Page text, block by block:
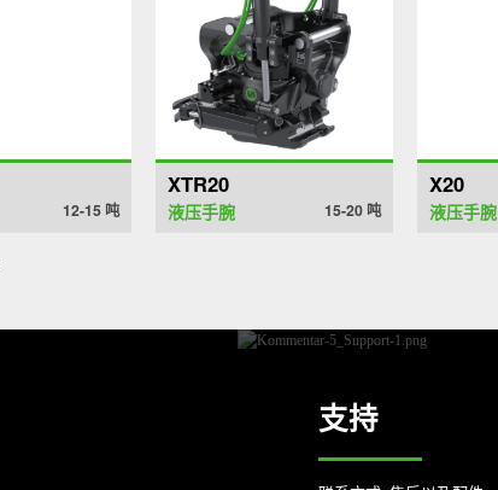
12-15 吨
XTR20
液压手腕 15-20 吨
X20
液压手腕
支持